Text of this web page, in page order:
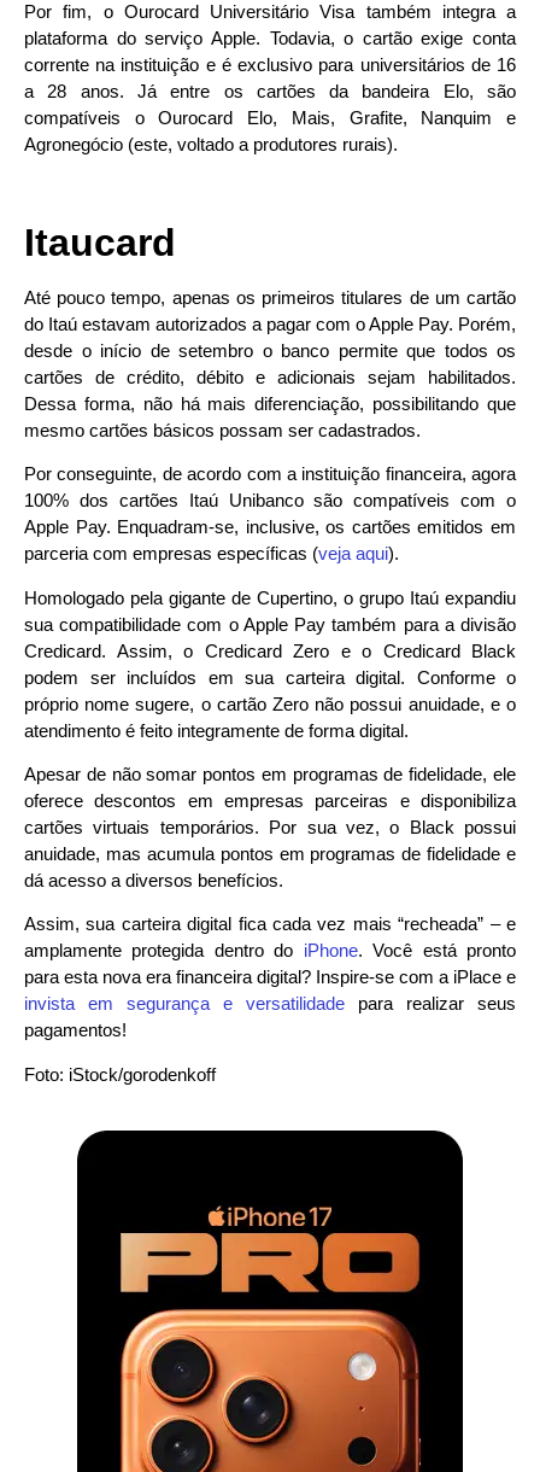
Por fim, o Ourocard Universitário Visa também integra a
plataforma do serviço Apple. Todavia, o cartão exige conta
corrente na instituição e é exclusivo para universitários de 16
a 28 anos. Já entre os cartões da bandeira Elo, são
compatíveis o Ourocard Elo, Mais, Grafite, Nanquim e
Agronegócio (este, voltado a produtores rurais).
Itaucard
Até pouco tempo, apenas os primeiros titulares de um cartão
do Itaú estavam autorizados a pagar com o Apple Pay. Porém,
desde o início de setembro o banco permite que todos os
cartões de crédito, débito e adicionais sejam habilitados.
Dessa forma, não há mais diferenciação, possibilitando que
mesmo cartões básicos possam ser cadastrados.
Por conseguinte, de acordo com a instituição financeira, agora
100% dos cartões Itaú Unibanco são compatíveis com o
Apple Pay. Enquadram-se, inclusive, os cartões emitidos em
parceria com empresas específicas (veja aqui).
Homologado pela gigante de Cupertino, o grupo Itaú expandiu
sua compatibilidade com o Apple Pay também para a divisão
Credicard. Assim, o Credicard Zero e o Credicard Black
podem ser incluídos em sua carteira digital. Conforme o
próprio nome sugere, o cartão Zero não possui anuidade, e o
atendimento é feito integramente de forma digital.
Apesar de não somar pontos em programas de fidelidade, ele
oferece descontos em empresas parceiras e disponibiliza
cartões virtuais temporários. Por sua vez, o Black possui
anuidade, mas acumula pontos em programas de fidelidade e
dá acesso a diversos benefícios.
Assim, sua carteira digital fica cada vez mais “recheada” – e
amplamente protegida dentro do iPhone. Você está pronto
para esta nova era financeira digital? Inspire-se com a iPlace e
invista em segurança e versatilidade para realizar seus
pagamentos!
Foto: iStock/gorodenkoff